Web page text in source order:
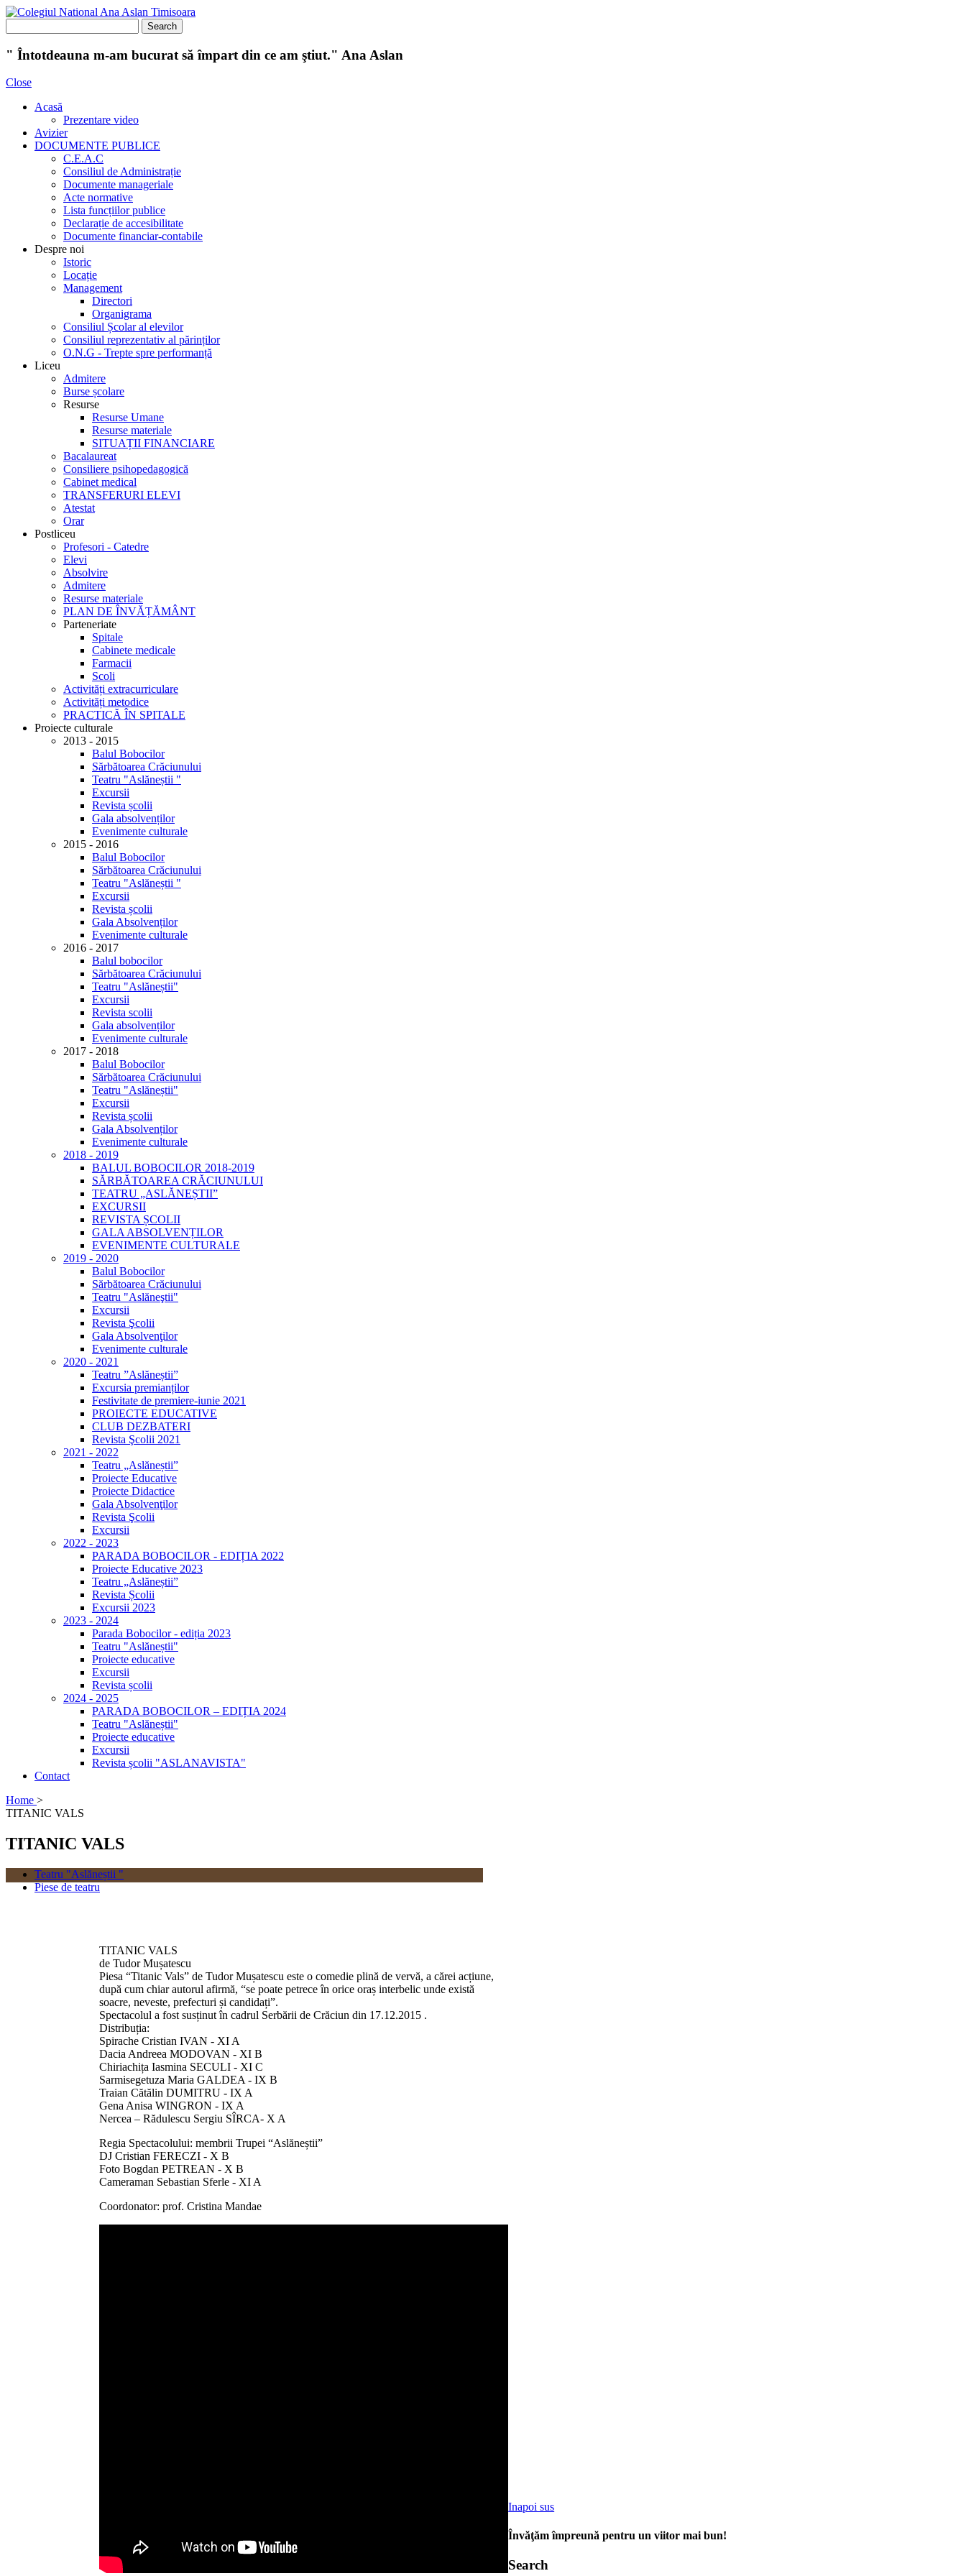
" Întotdeauna m-am bucurat să împart din ce am ştiut." Ana Aslan
Close
Acasă
Prezentare video
Avizier
DOCUMENTE PUBLICE
C.E.A.C
Consiliul de Administrație
Documente manageriale
Acte normative
Lista funcțiilor publice
Declarație de accesibilitate
Documente financiar-contabile
Despre noi
Istoric
Locație
Management
Directori
Organigrama
Consiliul Școlar al elevilor
Consiliul reprezentativ al părinților
O.N.G - Trepte spre performanță
Liceu
Admitere
Burse școlare
Resurse
Resurse Umane
Resurse materiale
SITUAȚII FINANCIARE
Bacalaureat
Consiliere psihopedagogică
Cabinet medical
TRANSFERURI ELEVI
Atestat
Orar
Postliceu
Profesori - Catedre
Elevi
Absolvire
Admitere
Resurse materiale
PLAN DE ÎNVĂȚĂMÂNT
Parteneriate
Spitale
Cabinete medicale
Farmacii
Scoli
Activități extracurriculare
Activități metodice
PRACTICĂ ÎN SPITALE
Proiecte culturale
2013 - 2015
Balul Bobocilor
Sărbătoarea Crăciunului
Teatru "Aslăneștii "
Excursii
Revista școlii
Gala absolvenților
Evenimente culturale
2015 - 2016
Balul Bobocilor
Sărbătoarea Crăciunului
Teatru "Aslăneștii "
Excursii
Revista școlii
Gala Absolvenților
Evenimente culturale
2016 - 2017
Balul bobocilor
Sărbătoarea Crăciunului
Teatru "Aslăneștii"
Excursii
Revista scolii
Gala absolvenților
Evenimente culturale
2017 - 2018
Balul Bobocilor
Sărbătoarea Crăciunului
Teatru "Aslăneștii"
Excursii
Revista școlii
Gala Absolvenților
Evenimente culturale
2018 - 2019
BALUL BOBOCILOR 2018-2019
SĂRBĂTOAREA CRĂCIUNULUI
TEATRU „ASLĂNEȘTII”
EXCURSII
REVISTA ȘCOLII
GALA ABSOLVENȚILOR
EVENIMENTE CULTURALE
2019 - 2020
Balul Bobocilor
Sărbătoarea Crăciunului
Teatru "Aslăneştii"
Excursii
Revista Şcolii
Gala Absolvenţilor
Evenimente culturale
2020 - 2021
Teatru ”Aslăneștii”
Excursia premianților
Festivitate de premiere-iunie 2021
PROIECTE EDUCATIVE
CLUB DEZBATERI
Revista Şcolii 2021
2021 - 2022
Teatru „Aslăneștii”
Proiecte Educative
Proiecte Didactice
Gala Absolvenţilor
Revista Şcolii
Excursii
2022 - 2023
PARADA BOBOCILOR - EDIȚIA 2022
Proiecte Educative 2023
Teatru „Aslăneștii”
Revista Școlii
Excursii 2023
2023 - 2024
Parada Bobocilor - ediția 2023
Teatru "Aslăneștii"
Proiecte educative
Excursii
Revista școlii
2024 - 2025
PARADA BOBOCILOR – EDIȚIA 2024
Teatru "Aslăneștii"
Proiecte educative
Excursii
Revista școlii "ASLANAVISTA"
Contact
Home >
TITANIC VALS
TITANIC VALS
Teatru "Aslăneștii "
Piese de teatru
TITANIC VALS
de Tudor Mușatescu
Piesa “Titanic Vals” de Tudor Mușatescu este o comedie plină de vervă, a cărei acțiune,
după cum chiar autorul afirmă, “se poate petrece în orice oraș interbelic unde există
soacre, neveste, prefecturi și candidați”.
Spectacolul a fost susținut în cadrul Serbării de Crăciun din 17.12.2015 .
Distribuția:
Spirache Cristian IVAN - XI A
Dacia Andreea MODOVAN - XI B
Chiriachița Iasmina SECULI - XI C
Sarmisegetuza Maria GALDEA - IX B
Traian Cătălin DUMITRU - IX A
Gena Anisa WINGRON - IX A
Nercea – Rădulescu Sergiu SÎRCA- X A
Regia Spectacolului: membrii Trupei “Aslăneștii”
DJ Cristian FERECZI - X B
Foto Bogdan PETREAN - X B
Cameraman Sebastian Sferle - XI A
Coordonator: prof. Cristina Mandae
Inapoi sus
Învăţăm împreună pentru un viitor mai bun!
Search